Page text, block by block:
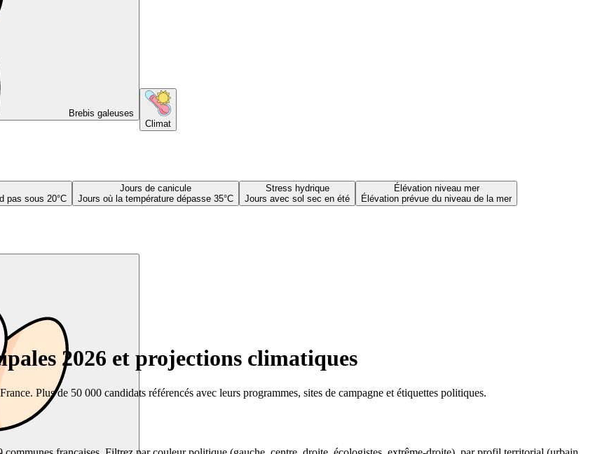
Brebis galeuses
Climat
pas sous 20°C
Jours de canicule
Jours où la température dépasse 35°C
Stress hydrique
Jours avec sol sec en été
Élévation niveau mer
Élévation prévue du niveau de la mer
2026 et projections climatiques
Plus de 50 000 candidats référencés avec leurs programmes, sites de campagne et étiquettes politiques.